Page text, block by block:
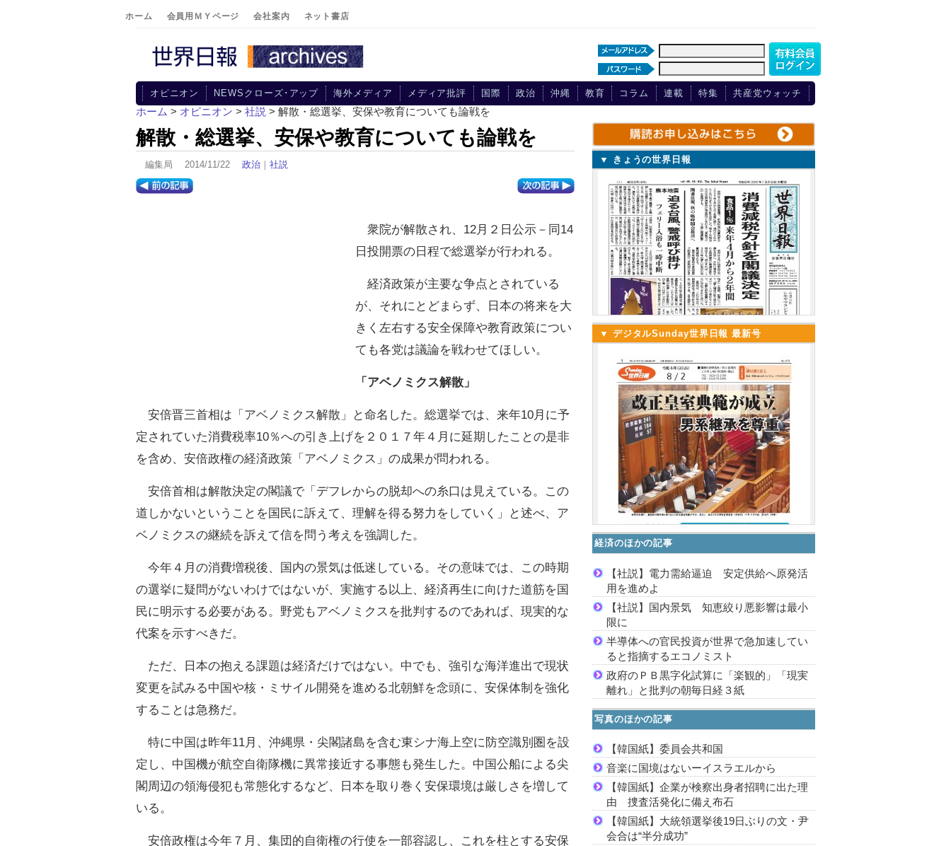
ホーム 会員用ＭＹページ 会社案内 ネット書店
オピニオン NEWSクローズ･アップ 海外メディア メディア批評 国際 政治 沖縄 教育 コラム 連載 特集 共産党ウォッチ
ホーム > オピニオン > 社説 > 解散・総選挙、安保や教育についても論戦を
解散・総選挙、安保や教育についても論戦を
編集局 2014/11/22 政治 ｜ 社説
衆院が解散され、12月２日公示－同14
日投開票の日程で総選挙が行われる。
経済政策が主要な争点とされている
が、それにとどまらず、日本の将来を大
きく左右する安全保障や教育政策につい
ても各党は議論を戦わせてほしい。
「アベノミクス解散」
安倍晋三首相は「アベノミクス解散」と命名した。総選挙では、来年10月に予
定されていた消費税率10％への引き上げを２０１７年４月に延期したことの是非
を含め、安倍政権の経済政策「アベノミクス」の成果が問われる。
安倍首相は解散決定の閣議で「デフレからの脱却への糸口は見えている。この
道しかないということを国民に訴えて、理解を得る努力をしていく」と述べ、ア
ベノミクスの継続を訴えて信を問う考えを強調した。
今年４月の消費増税後、国内の景気は低迷している。その意味では、この時期
の選挙に疑問がないわけではないが、実施する以上、経済再生に向けた道筋を国
民に明示する必要がある。野党もアベノミクスを批判するのであれば、現実的な
代案を示すべきだ。
ただ、日本の抱える課題は経済だけではない。中でも、強引な海洋進出で現状
変更を試みる中国や核・ミサイル開発を進める北朝鮮を念頭に、安保体制を強化
することは急務だ。
特に中国は昨年11月、沖縄県・尖閣諸島を含む東シナ海上空に防空識別圏を設
定し、中国機が航空自衛隊機に異常接近する事態も発生した。中国公船による尖
閣周辺の領海侵犯も常態化するなど、日本を取り巻く安保環境は厳しさを増して
いる。
安倍政権は今年７月、集団的自衛権の行使を一部容認し、これを柱とする安保
▼ きょうの世界日報
▼ デジタルSunday世界日報 最新号
経済のほかの記事
【社説】電力需給逼迫 安定供給へ原発活
用を進めよ
【社説】国内景気 知恵絞り悪影響は最小
限に
半導体への官民投資が世界で急加速してい
ると指摘するエコノミスト
政府のＰＢ黒字化試算に「楽観的」「現実
離れ」と批判の朝毎日経３紙
写真のほかの記事
【韓国紙】委員会共和国
音楽に国境はないーイスラエルから
【韓国紙】企業が検察出身者招聘に出た理
由 捜査活発化に備え布石
【韓国紙】大統領選挙後19日ぶりの文・尹
会合は“半分成功”